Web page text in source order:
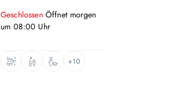
Geschlossen Öffnet morgen
um 08:00 Uhr
+10